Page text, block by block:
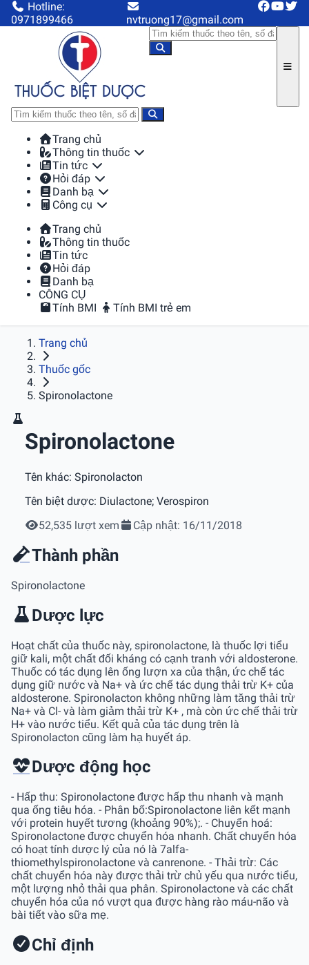
Hotline:
0971899466
nvtruong17@gmail.com
Trang chủ
Thông tin thuốc
Tin tức
Hỏi đáp
Danh bạ
Công cụ
Trang chủ
Thông tin thuốc
Tin tức
Hỏi đáp
Danh bạ
CÔNG CỤ
Tính BMI
Tính BMI trẻ em
Trang chủ
Thuốc gốc
Spironolactone
Spironolactone
Tên khác: Spironolacton
Tên biệt dược: Diulactone; Verospiron
52,535 lượt xem
Cập nhật: 16/11/2018
Thành phần
Spironolactone
Dược lực
Hoạt chất của thuốc này, spironolactone, là thuốc lợi tiểu
giữ kali, một chất đối kháng có cạnh tranh với aldosterone.
Thuốc có tác dụng lên ống lượn xa của thận, ức chế tác
dụng giữ nước và Na+ và ức chế tác dụng thải trừ K+ của
aldosterone. Spironolacton không những làm tăng thải trừ
Na+ và Cl- và làm giảm thải trừ K+ , mà còn ức chế thải trừ
H+ vào nước tiểu. Kết quả của tác dụng trên là
Spironolacton cũng làm hạ huyết áp.
Dược động học
- Hấp thu: Spironolactone được hấp thu nhanh và mạnh
qua ống tiêu hóa. - Phân bố:Spironolactone liên kết mạnh
với protein huyết tương (khoảng 90%);. - Chuyển hoá:
Spironolactone được chuyển hóa nhanh. Chất chuyển hóa
có hoạt tính dược lý của nó là 7alfa-
thiomethylspironolactone và canrenone. - Thải trừ: Các
chất chuyển hóa này được thải trừ chủ yếu qua nước tiểu,
một lượng nhỏ thải qua phân. Spironolactone và các chất
chuyển hóa của nó vượt qua được hàng rào máu-não và
bài tiết vào sữa mẹ.
Chỉ định